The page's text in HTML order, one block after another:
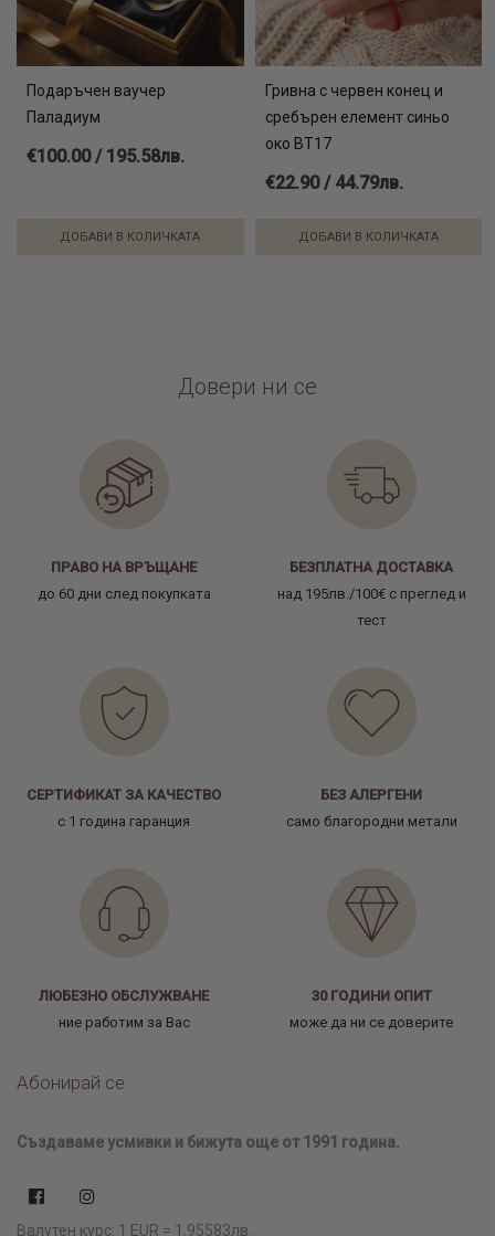
Подаръчен ваучер
Паладиум
€100.00 / 195.58лв.
ДОБАВИ В КОЛИЧКАТА
Гривна с червен конец и
сребърен елемент синьо
око BT17
€22.90 / 44.79лв.
ДОБАВИ В КОЛИЧКАТА
Довери ни се
ПРАВО НА ВРЪЩАНЕ
до 60 дни след покупката
БЕЗПЛАТНА ДОСТАВКА
над 195лв./100€ с преглед и
тест
СЕРТИФИКАТ ЗА КАЧЕСТВО
с 1 година гаранция
БЕЗ АЛЕРГЕНИ
само благородни метали
ЛЮБЕЗНО ОБСЛУЖВАНЕ
ние работим за Вас
30 ГОДИНИ ОПИТ
може да ни се доверите
Абонирай се
Създаваме усмивки и бижута още от 1991 година.
Валутен курс: 1 EUR = 1.95583лв.